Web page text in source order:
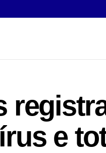
e